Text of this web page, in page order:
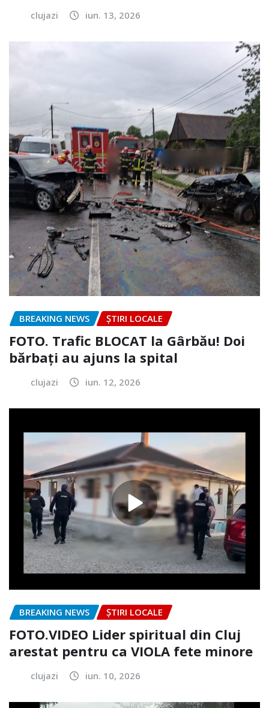
clujazi iun. 13, 2026
BREAKING NEWS ȘTIRI LOCALE
FOTO. Trafic BLOCAT la Gârbău! Doi
bărbați au ajuns la spital
clujazi iun. 12, 2026
BREAKING NEWS ȘTIRI LOCALE
FOTO.VIDEO Lider spiritual din Cluj
arestat pentru ca VIOLA fete minore
clujazi iun. 10, 2026